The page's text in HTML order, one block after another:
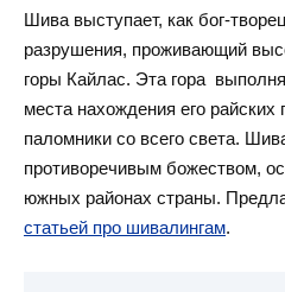
Шива выступает, как бог-
разрушения, проживающий
горы Кайлас. Эта гора
места нахождения его
паломники со всего света.
противоречивым божеством,
южных районах страны.
статьей про шивалингам.